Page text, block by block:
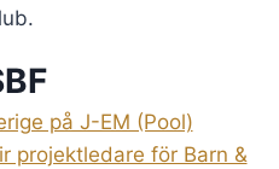
på J-EM (Pool)
projektledare för Barn &